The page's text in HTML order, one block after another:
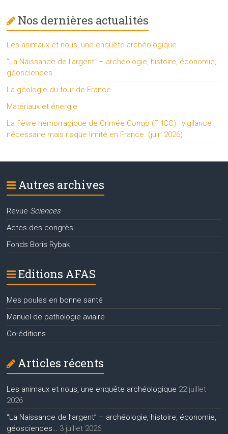
Nos dernières actualités
Les animaux et nous, une enquête archéologique
“La Naissance de l’argent” – archéologie, histoire, économie,
géosciences…
La géologie du tour de France
Matériaux et énergie
La fièvre hémorragique de Crimée Congo (FHCC) : vigilance
nécessaire mais risque limité en France. (juin 2026)
Autres archives
Revue Sciences
Actes des congrès
Fonds Boris Rybak
Editions AFAS
Mes poules en bonne santé
Manuel de pathologie aviaire
Co-éditions
Articles récents
Les animaux et nous, une enquête archéologique 22 juillet
2026
“La Naissance de l’argent” – archéologie, histoire, économie,
géosciences…
3 juillet 2026